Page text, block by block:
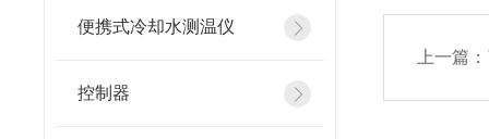
便携式冷却水测温仪
控制器
上一篇：